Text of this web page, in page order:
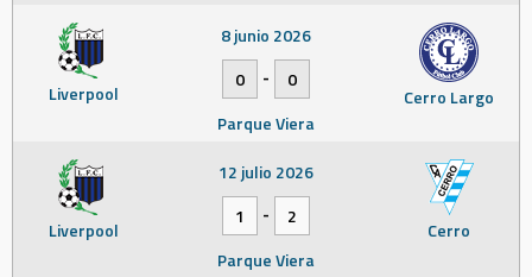
Liverpool Cerro Largo
8 junio 2026
0
-
0
Parque Viera
Liverpool Cerro
12 julio 2026
1
-
2
Parque Viera